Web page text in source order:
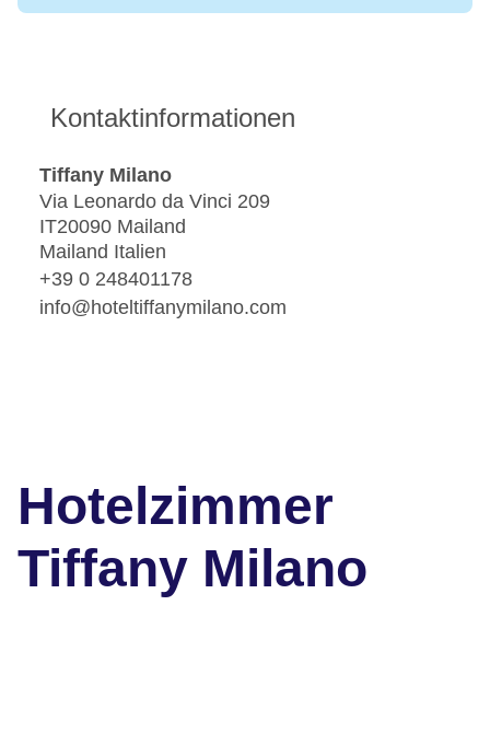
Kontaktinformationen
Tiffany Milano
Via Leonardo da Vinci 209
IT20090 Mailand
Mailand Italien
+39 0 248401178
info@hoteltiffanymilano.com
Hotelzimmer
Tiffany Milano